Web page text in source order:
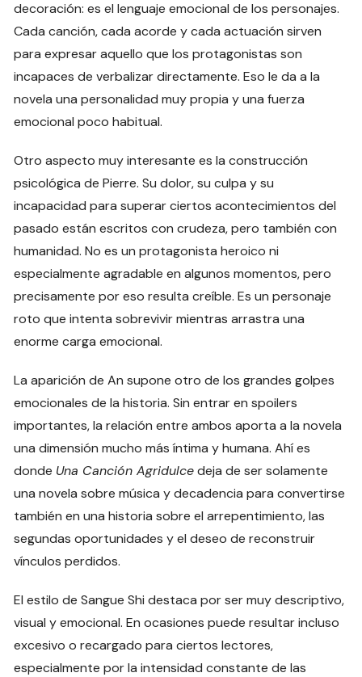
decoración: es el lenguaje emocional de los personajes.
Cada canción, cada acorde y cada actuación sirven
para expresar aquello que los protagonistas son
incapaces de verbalizar directamente. Eso le da a la
novela una personalidad muy propia y una fuerza
emocional poco habitual.
Otro aspecto muy interesante es la construcción
psicológica de Pierre. Su dolor, su culpa y su
incapacidad para superar ciertos acontecimientos del
pasado están escritos con crudeza, pero también con
humanidad. No es un protagonista heroico ni
especialmente agradable en algunos momentos, pero
precisamente por eso resulta creíble. Es un personaje
roto que intenta sobrevivir mientras arrastra una
enorme carga emocional.
La aparición de An supone otro de los grandes golpes
emocionales de la historia. Sin entrar en spoilers
importantes, la relación entre ambos aporta a la novela
una dimensión mucho más íntima y humana. Ahí es
donde Una Canción Agridulcedeja de ser solamente
una novela sobre música y decadencia para convertirse
también en una historia sobre el arrepentimiento, las
segundas oportunidades y el deseo de reconstruir
vínculos perdidos.
El estilo de Sangue Shi destaca por ser muy descriptivo,
visual y emocional. En ocasiones puede resultar incluso
excesivo o recargado para ciertos lectores,
especialmente por la intensidad constante de las